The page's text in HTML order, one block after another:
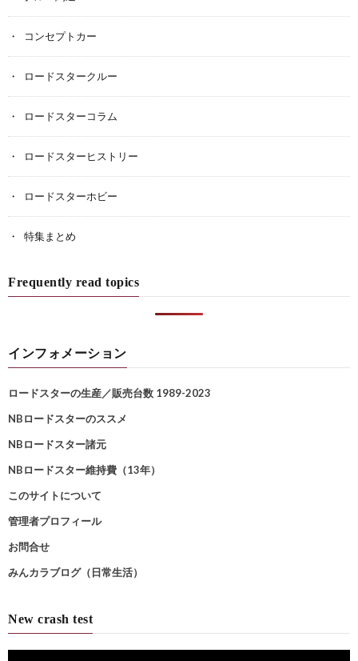
コンセプトカー
ロードスタークルー
ロードスターコラム
ロードスターヒストリー
ロードスターホビー
特集まとめ
Frequently read topics
インフォメーション
ロードスターの生産／販売台数 1989-2023
NBロードスターのススメ
NBロードスター諸元
NBロードスター維持費（13年）
このサイトについて
管理者プロフィール
お問合せ
みんカラブログ（日常生活）
New crash test
動